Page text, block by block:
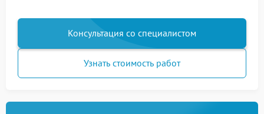
Консультация со специалистом
Узнать стоимость работ